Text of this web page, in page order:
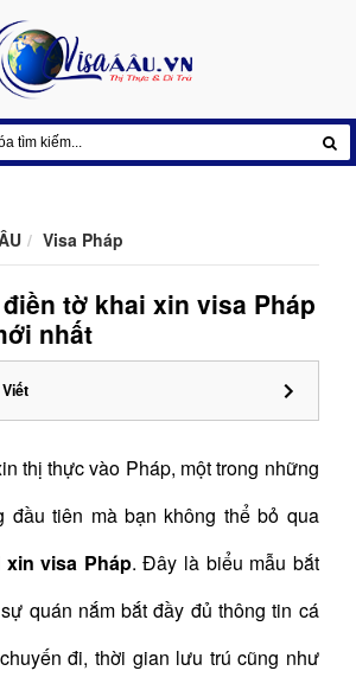
Visa Pháp
tờ khai xin visa Pháp
nhất
thị thực vào Pháp, một trong những
đầu tiên mà bạn không thể bỏ qua
visa Pháp. Đây là biểu mẫu bắt
quán nắm bắt đầy đủ thông tin cá
đi, thời gian lưu trú cũng như